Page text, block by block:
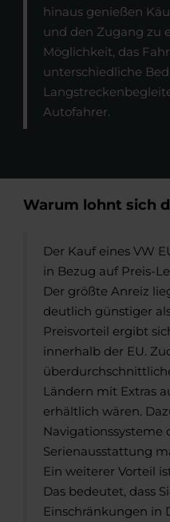
hinaus genießen
und den Zugang zu
Möglichkeit, das
unterschiedliche
Autofahrer.
Warum lohnt sich
Der Kauf eines VW
in Bezug auf Preis-
Der größte Anreiz
deutlich günstiger
Preisvorteil ergibt
innerhalb der EU.
Ländern mit Extras
erhältlich wären.
Navigationssysteme
Serienausstattung
Ein weiterer Vorteil
Das bedeutet, dass
Einschränkungen in